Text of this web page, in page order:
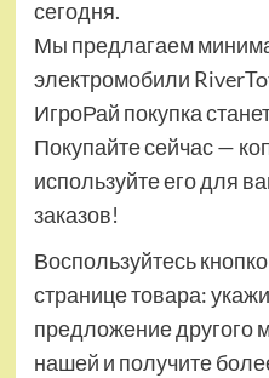
сегодня.
Мы предлагаем
электромобили
ИгроРай покупка
Покупайте сейчас —
используйте его для
заказов!
Воспользуйтесь
странице товара:
предложение другого
нашей и получите